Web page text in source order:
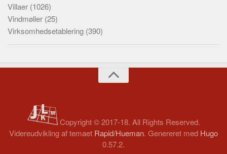
Villaer (1026)
Vindmøller (25)
Virksomhedsetablering (390)
Copyright © 2017-18. All Rights Reserved.
Videreudvikling af temaet Rapid/Hueman. Genereret med Hugo
0.57.2.